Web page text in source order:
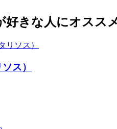
好きな人にオスス
ス）